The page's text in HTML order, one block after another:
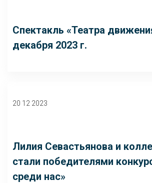
Спектакль «Театра
декабря 2023 г.
20 12 2023
Лилия Севастьянова и
стали победителями
среди нас»